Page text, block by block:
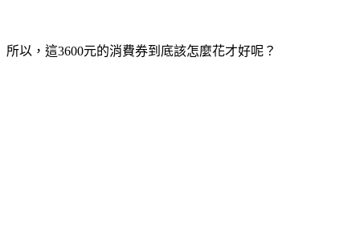
所以，這3600元的消費券到底該怎麼花才好呢？